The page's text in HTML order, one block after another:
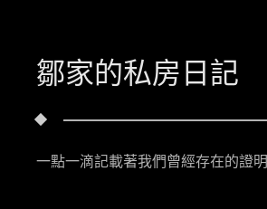
鄒家的私房日記
一點一滴記載著我們曾經存在的證明